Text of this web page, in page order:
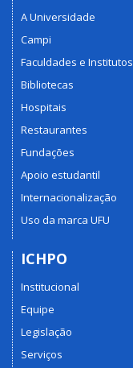
A Universidade
Campi
Faculdades e Institutos
Bibliotecas
Hospitais
Restaurantes
Fundações
Apoio estudantil
Internacionalização
Uso da marca UFU
ICHPO
Institucional
Equipe
Legislação
Serviços